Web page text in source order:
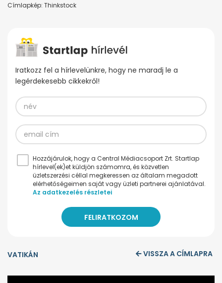
Címlapkép: Thinkstock
Iratkozz fel a hírlevelünkre, hogy ne maradj le a
legérdekesebb cikkekről!
Hozzájárulok, hogy a Central Médiacsoport Zrt. Startlap
hírlevel(ek)et küldjön számomra, és közvetlen
üzletszerzési céllal megkeressen az általam megadott
elérhetőségeimen saját vagy üzleti partnerei ajánlatával.
Az adatkezelés részletei
VATIKÁN VISSZA A CÍMLAPRA